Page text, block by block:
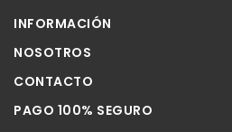
INFORMACIÓN
NOSOTROS
CONTACTO
PAGO 100% SEGURO